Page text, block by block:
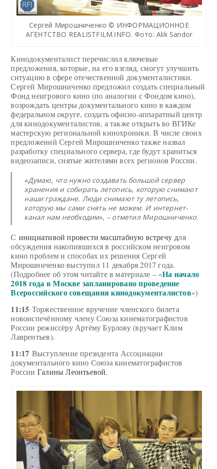
Сергей Мирошниченко © ИНФОРМАЦИОННОЕ
АГЕНТСТВО REALISTFILM.INFO. Фото: Alik Sandor
Кинодокументалист перечислил ключевые
предложения, которые, на его взгляд, смогут улучшить
ситуацию в сфере отечественной документалистики.
Сергей Мирошниченко предложил создать специальный
Фонд неигрового кино (по аналогии с Фондом кино),
возрождать центры документального кино в каждом
федеральном округе, создать офисно-аппаратный центр
для кинодокументалистов, а также открыть во ВГИКе
мастерскую региональной кинохроники. В числе своих
предложений Сергей Мирошниченко также назвал
разработку специального сервера, где будут храниться
видеозаписи, снятые жителями всех регионов России.
«Думаю, что нужно создавать большой сервер
хранения и собирать летопись, которую снимают
наши граждане. Люди снимают ту летопись,
которую мы сами снять не можем. И интернет-
канал нам необходим», – отметил Мирошниченко.
С инициативой провести масштабную встречу для
обсуждения накопившихся в российском неигровом
кино проблем и способах их решения Сергей
Мирошниченко выступил 11 декабря 2017 года.
(Подробнее об этом читайте в материале – «На начало
2018 года в Москве запланировано проведение
Всероссийского совещания кинодокументалистов«)
11:15 Торжественное вручение членского билета
новоиспечённому члену Союза кинематографистов
России режиссёру Артёму Бурлову (вручает Клим
Лаврентьев).
11:17 Выступление президента Ассоциации
документального кино Союза кинематографистов
России Галины Леонтьевой.